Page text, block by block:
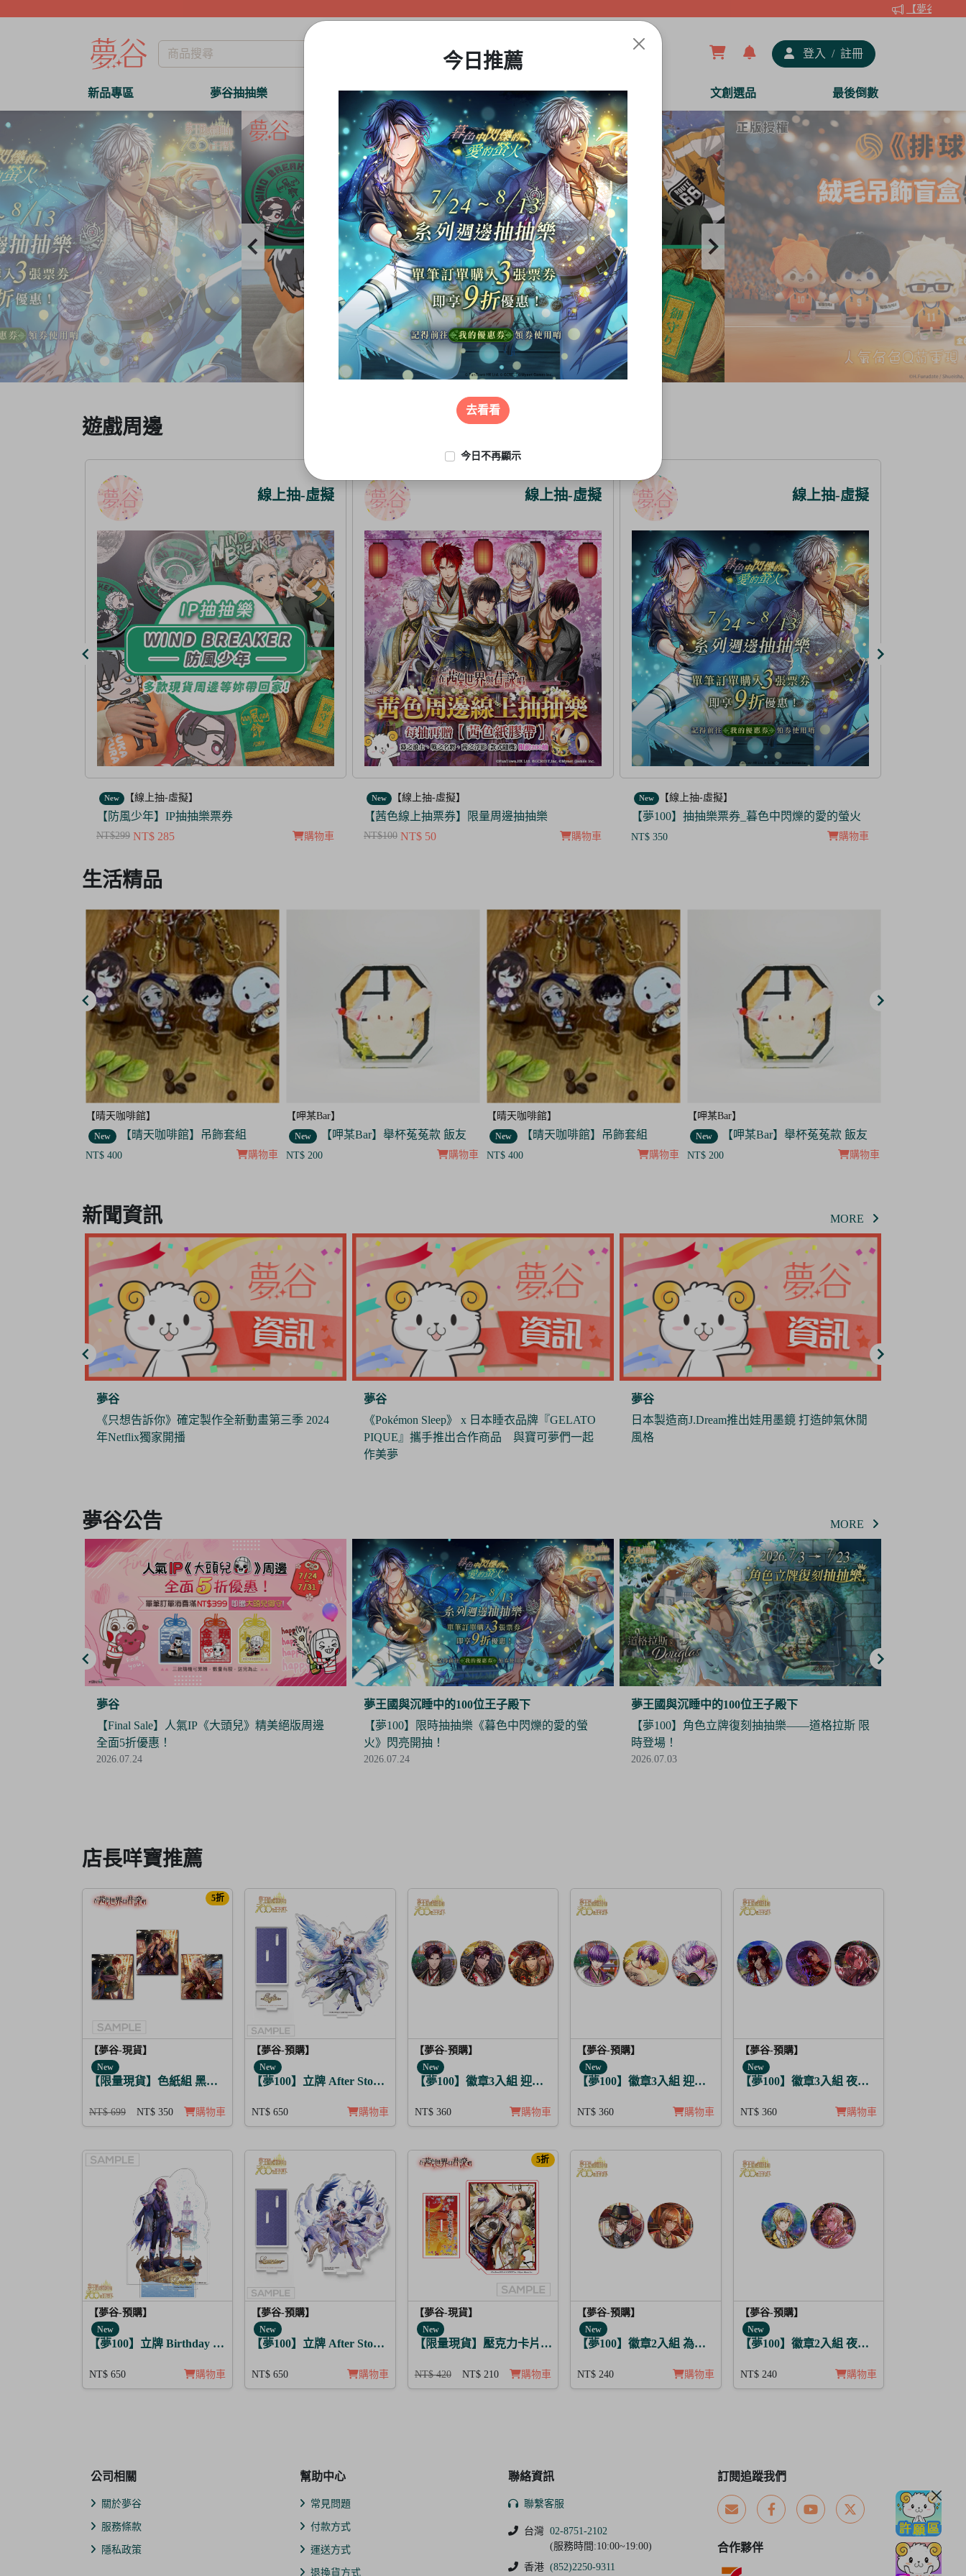
【夢谷
登入 / 註冊
新品專區 夢谷抽抽樂 盲盒公仔 動漫周邊 遊戲商品 文創選品 最後倒數
今日推薦
去看看
今日不再顯示
遊戲周邊
線上抽-虛擬
New 【線上抽-虛擬】
【茜色線上抽票券】限量周邊抽抽樂
NT$100 NT$ 50 購物車
線上抽-虛擬
New 【線上抽-虛擬】
【夢100】抽抽樂票券_暮色中閃爍的愛的螢火
NT$ 350 購物車
線上抽-虛擬
New 【線上抽-虛擬】
【防風少年】IP抽抽樂票券
NT$299 購物車
3
3
生活精品
【呷某Bar】
New 【呷某Bar】舉杯菟菟款 飯友
NT$ 200 購物車
【晴天咖啡館】
New 【晴天咖啡館】吊飾套組
NT$ 400 購物車
【呷某Bar】
New 【呷某Bar】舉杯菟菟款 飯友
NT$ 200 購物車
of
新聞資訊 MORE
夢谷
《只想告訴你》確定製作全新動畫第三季 2024
年Netflix獨家開播
夢谷
《Pokémon Sleep》 x 日本睡衣品牌『GELATO
PIQUE』攜手推出合作商品 與寶可夢們一起
作美夢
夢谷
日本製造商J.Dream推出娃用墨鏡 打造帥氣休閒
風格
of
夢谷公告 MORE
夢谷
【Final Sale】人氣IP《大頭兒》精美絕版周邊
全面5折優惠！
2026.07.24
夢王國與沉睡中的100位王子殿下
【夢100】限時抽抽樂《暮色中閃爍的愛的螢
火》閃亮開抽！
2026.07.24
夢王國與沉睡中的100位王子殿下
【夢100】角色立牌復刻抽抽樂——道格拉斯 限
時登場！
2026.07.03
店長咩寶推薦
5折
【夢谷-現貨】
New
【限量現貨】色紙組 黑色野獸的咆哮 3入
NT$ 699 NT$ 350 購物車
【夢谷-預購】
New
【夢100】立牌 After Story 賽菲爾 日覺
NT$ 650 購物車
【夢谷-預購】
New
【夢100】徽章3入組 迎春，貫徹仁義的火之誓言 巽
NT$ 360 購物車
【夢谷-預購】
New
【夢100】徽章3入組 迎春，貫徹仁義的火之誓言 薩齊亞
NT$ 360 購物車
【夢谷-預購】
New
【夢100】徽章3入組 夜間綻放的花香調酒 迪
NT$ 360 購物車
【夢谷-預購】
New
【夢100】立牌 Birthday Story 路魯斯 月覺
NT$ 650 購物車
【夢谷-預購】
New
【夢100】立牌 After Story 路希安 日覺
NT$ 650 購物車
5折
【夢谷-現貨】
New
【限量現貨】壓克力卡片立牌 傳遞心意的新春 芥川龍之介
NT$ 420 NT$ 210 購物車
【夢谷-預購】
New
【夢100】徽章2入組 為解開謎題的妳施加愛的魔法 格雷亞姆
NT$ 240 購物車
【夢谷-預購】
New
【夢100】徽章2入組 夜間綻放的花香調酒 雷
NT$ 240 購物車
公司相關
關於夢谷
服務條款
隱私政策
幫助中心
常見問題
付款方式
運送方式
退換貨方式
聯絡資訊
聯繫客服
台灣 02-8751-2102
(服務時間:10:00~19:00)
香港 (852)2250-9311
訂閱追蹤我們
合作夥伴